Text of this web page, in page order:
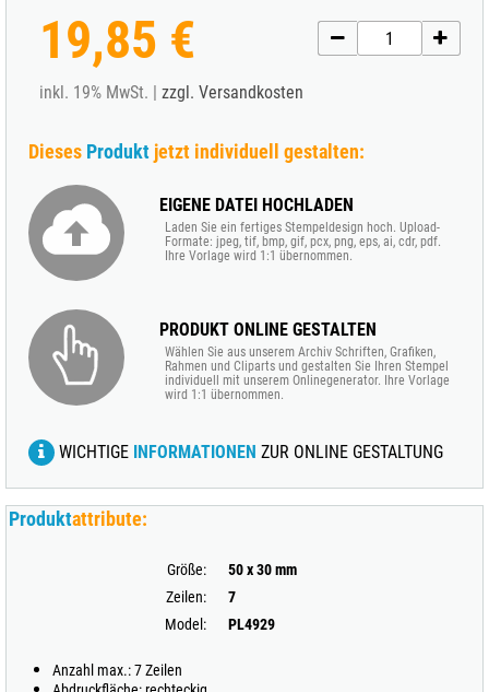
19,85 €
inkl. 19% MwSt. | zzgl. Versandkosten
Dieses Produkt jetzt individuell gestalten:
EIGENE DATEI HOCHLADEN
Laden Sie ein fertiges Stempeldesign hoch. Upload-
Formate: jpeg, tif, bmp, gif, pcx, png, eps, ai, cdr, pdf.
Ihre Vorlage wird 1:1 übernommen.
PRODUKT ONLINE GESTALTEN
Wählen Sie aus unserem Archiv Schriften, Grafiken,
Rahmen und Cliparts und gestalten Sie Ihren Stempel
individuell mit unserem Onlinegenerator. Ihre Vorlage
wird 1:1 übernommen.
WICHTIGE INFORMATIONEN ZUR ONLINE GESTALTUNG
Produktattribute:
Größe:
50 x 30 mm
Zeilen:
7
Model:
PL4929
Anzahl max.: 7 Zeilen